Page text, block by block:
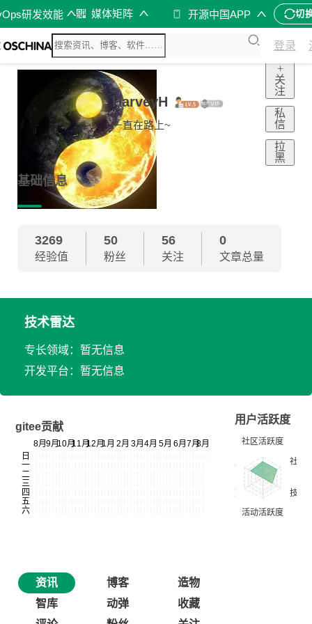
研发效能 媒体矩阵 开源中国APP 切
登录
HarveyH
一直在路上~
+
关
注
私
信
拉
黑
基础信息
3269
经验值
50
粉丝
56
关注
0
文章总量
技术雷达
专长领域：暂无信息
开发平台：暂无信息
gitee贡献
用户活跃度
资讯 博客
造物
智库
动弹
收藏